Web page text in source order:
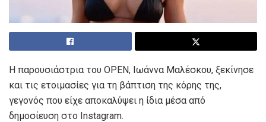
Η παρουσιάστρια του OPEN, Ιωάννα Μαλέσκου, ξεκίνησε
και τις ετοιμασίες για τη βάπτιση της κόρης της,
γεγονός που είχε αποκαλύψει η ίδια μέσα από
δημοσίευση στο Instagram.